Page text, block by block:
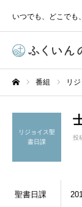
いつでも、どこでも
番組 リ
リジョイス聖
書日課
投
聖書日課